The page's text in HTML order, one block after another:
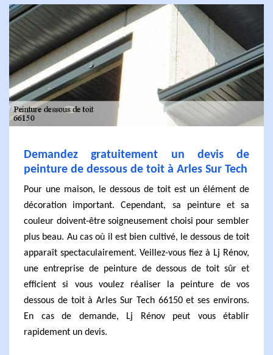
Demandez gratuitement un devis de
peinture de dessous de toit à Arles Sur Tech
Pour une maison, le dessous de toit est un élément de
décoration important. Cependant, sa peinture et sa
couleur doivent-être soigneusement choisi pour sembler
plus beau. Au cas où il est bien cultivé, le dessous de toit
apparaît spectaculairement. Veillez-vous fiez à Lj Rénov,
une entreprise de peinture de dessous de toit sûr et
efficient si vous voulez réaliser la peinture de vos
dessous de toit à Arles Sur Tech 66150 et ses environs.
En cas de demande, Lj Rénov peut vous établir
rapidement un devis.